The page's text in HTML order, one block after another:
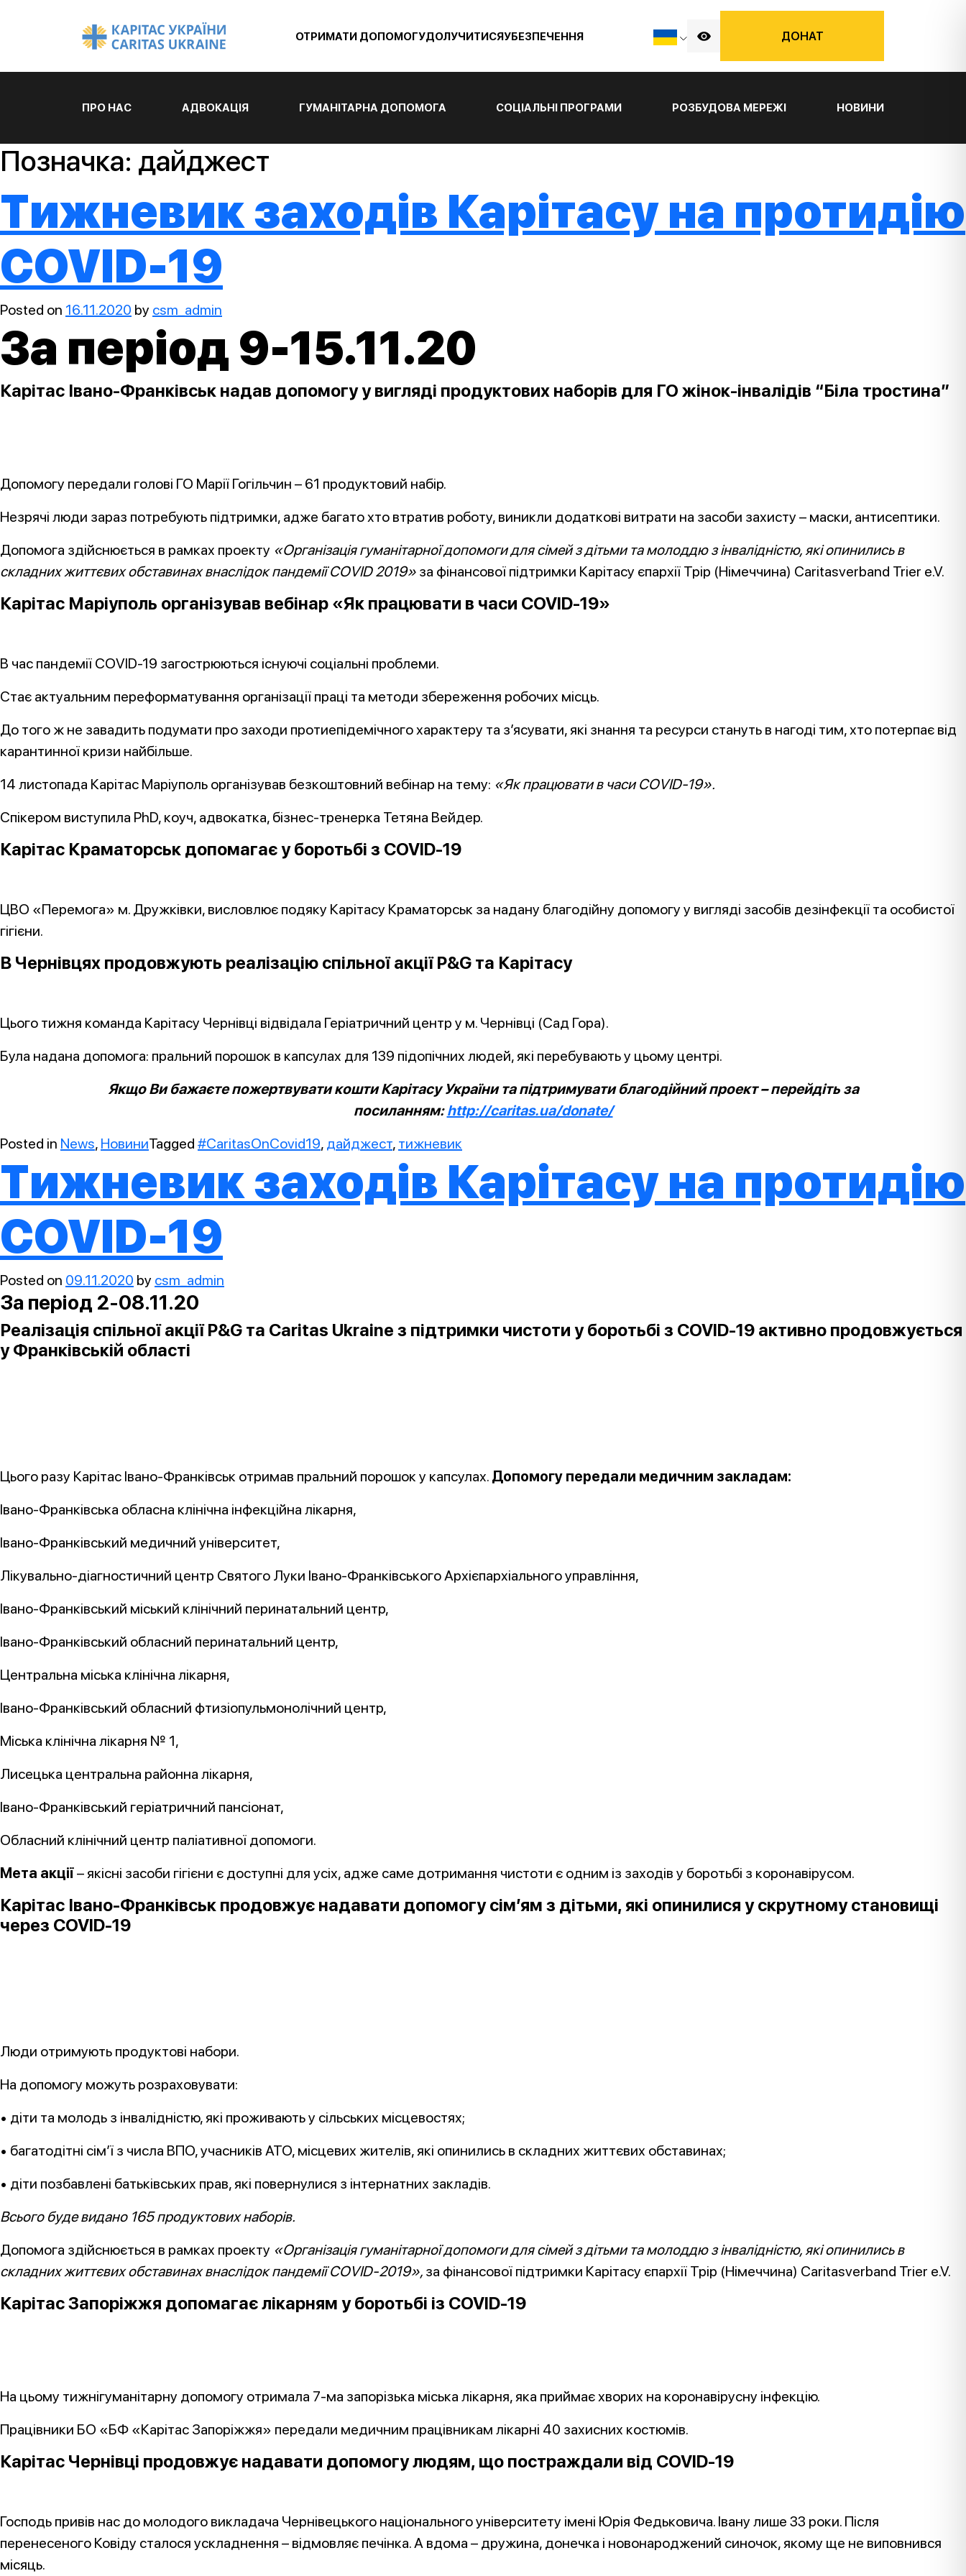
ОТРИМАТИ ДОПОМОГУДОЛУЧИТИСЯУБЕЗПЕЧЕННЯ ДОНАТ
ПРО НАС АДВОКАЦІЯ ГУМАНІТАРНА ДОПОМОГА СОЦІАЛЬНІ ПРОГРАМИ РОЗБУДОВА МЕРЕЖІ НОВИНИ
Позначка: дайджест
Тижневик заходів Карітасу на протидію
COVID-19
Posted on 16.11.2020 by csm_admin
За період 9-15.11.20
Карітас Івано-Франківськ надав допомогу у вигляді продуктових наборів для ГО жінок-інвалідів “Біла тростина”
Допомогу передали голові ГО Марії Гогільчин – 61 продуктовий набір.
Незрячі люди зараз потребують підтримки, адже багато хто втратив роботу, виникли додаткові витрати на засоби захисту – маски, антисептики.
Допомога здійснюється в рамках проекту «Організація гуманітарної допомоги для сімей з дітьми та молоддю з інвалідністю, які опинились в
складних життєвих обставинах внаслідок пандемії COVID 2019» за фінансової підтримки Карітасу єпархії Трір (Німеччина) Caritasverband Trier e.V.
Карітас Маріуполь організував вебінар «Як працювати в часи COVID-19»
В час пандемії COVID-19 загострюються існуючі соціальні проблеми.
Стає актуальним переформатування організації праці та методи збереження робочих місць.
До того ж не завадить подумати про заходи протиепідемічного характеру та з’ясувати, які знання та ресурси стануть в нагоді тим, хто потерпає від
карантинної кризи найбільше.
14 листопада Карітас Маріуполь організував безкоштовний вебінар на тему: «Як працювати в часи COVID-19».
Спікером виступила PhD, коуч, адвокатка, бізнес-тренерка Тетяна Вейдер.
Карітас Краматорськ допомагає у боротьбі з COVID-19
ЦВО «Перемога» м. Дружківки, висловлює подяку Карітасу Краматорськ за надану благодійну допомогу у вигляді засобів дезінфекції та особистої
гігієни.
В Чернівцях продовжують реалізацію спільної акції P&G та Карітасу
Цього тижня команда Карітасу Чернівці відвідала Геріатричний центр у м. Чернівці (Сад Гора).
Була надана допомога: пральний порошок в капсулах для 139 підопічних людей, які перебувають у цьому центрі.
Якщо Ви бажаєте пожертвувати кошти Карітасу України та підтримувати благодійний проект – перейдіть за
посиланням:http://caritas.ua/donate/
Posted in News, НовиниTagged #CaritasOnCovid19, дайджест, тижневик
Тижневик заходів Карітасу на протидію
COVID-19
Posted on 09.11.2020 by csm_admin
За період 2-08.11.20
Реалізація спільної акції P&G та Caritas Ukraine з підтримки чистоти у боротьбі з COVID-19 активно продовжується
у Франківській області
Цього разу Карітас Івано-Франківськ отримав пральний порошок у капсулах. Допомогу передали медичним закладам:
Івано-Франківська обласна клінічна інфекційна лікарня,
Івано-Франківський медичний університет,
Лікувально-діагностичний центр Святого Луки Івано-Франківського Архієпархіального управління,
Івано-Франківський міський клінічний перинатальний центр,
Івано-Франківський обласний перинатальний центр,
Центральна міська клінічна лікарня,
Івано-Франківський обласний фтизіопульмонолічний центр,
Міська клінічна лікарня № 1,
Лисецька центральна районна лікарня,
Івано-Франківський геріатричний пансіонат,
Обласний клінічний центр паліативної допомоги.
Мета акції– якісні засоби гігієни є доступні для усіх, адже саме дотримання чистоти є одним із заходів у боротьбі з коронавірусом.
Карітас Івано-Франківськ продовжує надавати допомогу сім’ям з дітьми, які опинилися у скрутному становищі
через COVID-19
Люди отримують продуктові набори.
На допомогу можуть розраховувати:
• діти та молодь з інвалідністю, які проживають у сільських місцевостях;
• багатодітні сім’ї з числа ВПО, учасників АТО, місцевих жителів, які опинились в складних життєвих обставинах;
• діти позбавлені батьківських прав, які повернулися з інтернатних закладів.
Всього буде видано 165 продуктових наборів.
Допомога здійснюється в рамках проекту «Організація гуманітарної допомоги для сімей з дітьми та молоддю з інвалідністю, які опинились в
складних життєвих обставинах внаслідок пандемії COVID-2019», за фінансової підтримки Карітасу єпархії Трір (Німеччина) Caritasverband Trier e.V.
Карітас Запоріжжя допомагає лікарням у боротьбі із COVID-19
На цьому тижнігуманітарну допомогу отримала 7-ма запорізька міська лікарня, яка приймає хворих на коронавірусну інфекцію.
Працівники БО «БФ «Карітас Запоріжжя» передали медичним працівникам лікарні 40 захисних костюмів.
Карітас Чернівці продовжує надавати допомогу людям, що постраждали від COVID-19
Господь привів нас до молодого викладача Чернівецького національного університету імені Юрія Федьковича. Івану лише 33 роки. Після
перенесеного Ковіду сталося ускладнення – відмовляє печінка. А вдома – дружина, донечка і новонароджений синочок, якому ще не виповнився
місяць.